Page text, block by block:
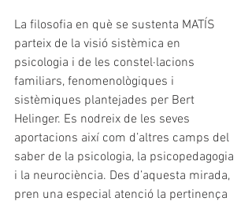
La filosofia en què se sustenta MATÍS
parteix de la visió sistèmica en
psicologia i de les constel·lacions
familiars, fenomenològiques i
sistèmiques plantejades per Bert
Helinger. Es nodreix de les seves
aportacions així com d’altres camps del
saber de la psicologia, la psicopedagogia
i la neurociència. Des d’aquesta mirada,
pren una especial atenció la pertinença